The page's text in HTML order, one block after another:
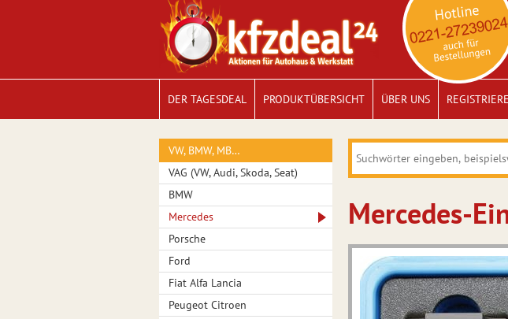
DER TAGESDEAL PRODUKTÜBERSICHT ÜBER UNS
VW, BMW, MB…
VAG (VW, Audi, Skoda, Seat)
BMW
Mercedes
Porsche
Ford
Fiat Alfa Lancia
Peugeot Citroen
Mercedes-